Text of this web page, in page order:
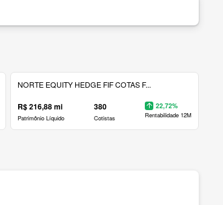
NORTE EQUITY HEDGE FIF COTAS F...
R$ 216,88 mi
Patrimônio Líquido
380
Cotistas
22,72%
Rentabilidade 12M